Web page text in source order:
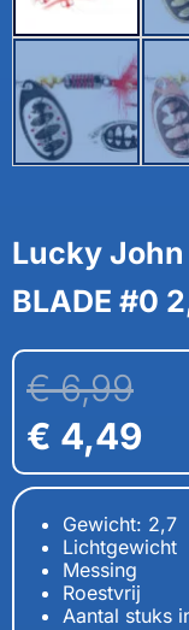
Lucky John
BLADE #0
€6,99
€ 4,49
Gewicht: 2,7
Lichtgewicht
Messing
Roestvrij
Aantal stuks